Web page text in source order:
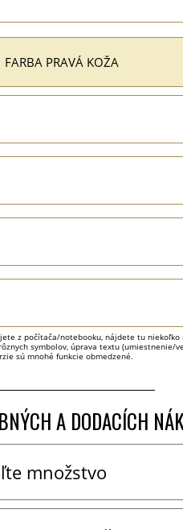
FARBA PRAVÁ KOŽA
z počítača/notebooku, nájdete tu niekoľko
symbolov, úprava textu (umiestnenie/
sú mnohé funkcie obmedzené.
A DODACÍCH